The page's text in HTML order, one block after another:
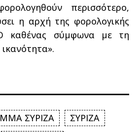
περισσότερο,
η αρχή της φορολογικής
καθένας σύμφωνα με τη
ΣΥΡΙΖΑ
ΣΥΡΙΖΑ